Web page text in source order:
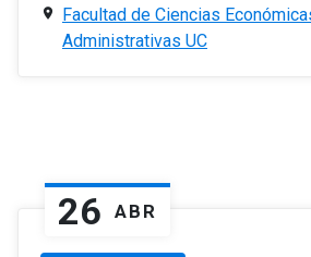
Facultad de Ciencias
Administrativas UC
26 ABR